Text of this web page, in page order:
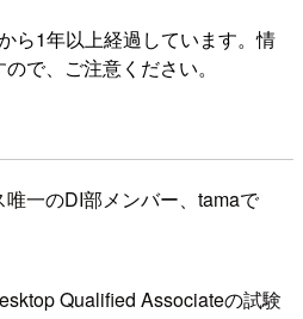
ら1年以上経過しています。情
で、ご注意ください。
一のDI部メンバー、tamaで
Qualified Associateの試験